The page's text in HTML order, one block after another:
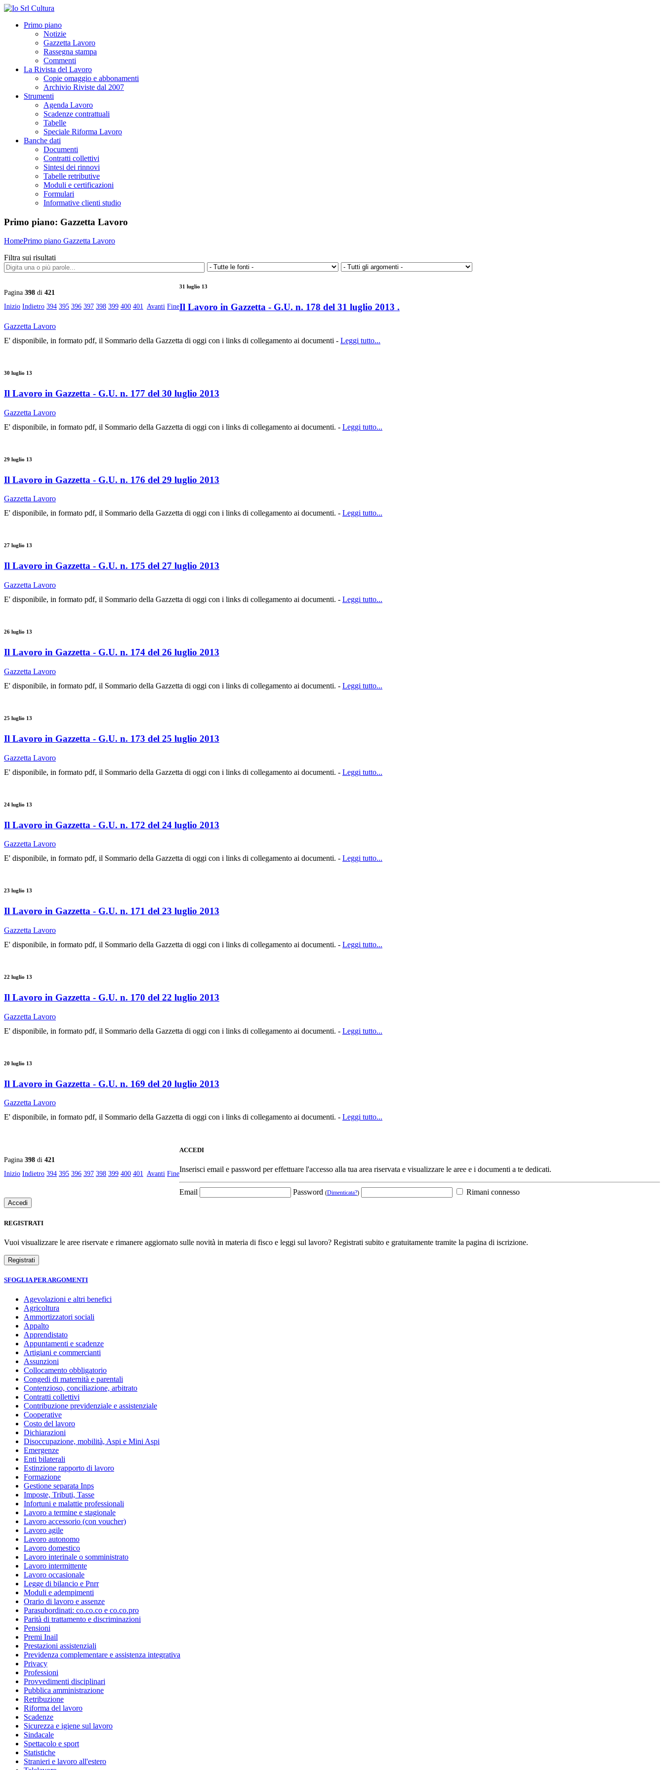
Primo piano
Notizie
Gazzetta Lavoro
Rassegna stampa
Commenti
La Rivista del Lavoro
Copie omaggio e abbonamenti
Archivio Riviste dal 2007
Strumenti
Agenda Lavoro
Scadenze contrattuali
Tabelle
Speciale Riforma Lavoro
Banche dati
Documenti
Contratti collettivi
Sintesi dei rinnovi
Tabelle retributive
Moduli e certificazioni
Formulari
Informative clienti studio
Primo piano: Gazzetta Lavoro
HomePrimo piano Gazzetta Lavoro
Filtra sui risultati
Pagina 398 di 421
Inizio Indietro 394 395 396 397 398 399 400 401 Avanti Fine
31 luglio 13
Il Lavoro in Gazzetta - G.U. n. 178 del 31 luglio 2013 .
Gazzetta Lavoro
E' disponibile, in formato pdf, il Sommario della Gazzetta di oggi con i links di collegamento ai documenti - Leggi tutto...
30 luglio 13
Il Lavoro in Gazzetta - G.U. n. 177 del 30 luglio 2013
Gazzetta Lavoro
E' disponibile, in formato pdf, il Sommario della Gazzetta di oggi con i links di collegamento ai documenti. - Leggi tutto...
29 luglio 13
Il Lavoro in Gazzetta - G.U. n. 176 del 29 luglio 2013
Gazzetta Lavoro
E' disponibile, in formato pdf, il Sommario della Gazzetta di oggi con i links di collegamento ai documenti. - Leggi tutto...
27 luglio 13
Il Lavoro in Gazzetta - G.U. n. 175 del 27 luglio 2013
Gazzetta Lavoro
E' disponibile, in formato pdf, il Sommario della Gazzetta di oggi con i links di collegamento ai documenti. - Leggi tutto...
26 luglio 13
Il Lavoro in Gazzetta - G.U. n. 174 del 26 luglio 2013
Gazzetta Lavoro
E' disponibile, in formato pdf, il Sommario della Gazzetta di oggi con i links di collegamento ai documenti. - Leggi tutto...
25 luglio 13
Il Lavoro in Gazzetta - G.U. n. 173 del 25 luglio 2013
Gazzetta Lavoro
E' disponibile, in formato pdf, il Sommario della Gazzetta di oggi con i links di collegamento ai documenti. - Leggi tutto...
24 luglio 13
Il Lavoro in Gazzetta - G.U. n. 172 del 24 luglio 2013
Gazzetta Lavoro
E' disponibile, in formato pdf, il Sommario della Gazzetta di oggi con i links di collegamento ai documenti. - Leggi tutto...
23 luglio 13
Il Lavoro in Gazzetta - G.U. n. 171 del 23 luglio 2013
Gazzetta Lavoro
E' disponibile, in formato pdf, il Sommario della Gazzetta di oggi con i links di collegamento ai documenti. - Leggi tutto...
22 luglio 13
Il Lavoro in Gazzetta - G.U. n. 170 del 22 luglio 2013
Gazzetta Lavoro
E' disponibile, in formato pdf, il Sommario della Gazzetta di oggi con i links di collegamento ai documenti. - Leggi tutto...
20 luglio 13
Il Lavoro in Gazzetta - G.U. n. 169 del 20 luglio 2013
Gazzetta Lavoro
E' disponibile, in formato pdf, il Sommario della Gazzetta di oggi con i links di collegamento ai documenti. - Leggi tutto...
Pagina 398 di 421
Inizio Indietro 394 395 396 397 398 399 400 401 Avanti Fine
ACCEDI
Inserisci email e password per effettuare l'accesso alla tua area riservata e visualizzare le aree e i documenti a te dedicati.
Email Password (Dimenticata?) Rimani connesso
REGISTRATI
Vuoi visualizzare le aree riservate e rimanere aggiornato sulle novità in materia di fisco e leggi sul lavoro? Registrati subito e gratuitamente tramite la pagina di iscrizione.
SFOGLIA PER ARGOMENTI
Agevolazioni e altri benefici
Agricoltura
Ammortizzatori sociali
Appalto
Apprendistato
Appuntamenti e scadenze
Artigiani e commercianti
Assunzioni
Collocamento obbligatorio
Congedi di maternità e parentali
Contenzioso, conciliazione, arbitrato
Contratti collettivi
Contribuzione previdenziale e assistenziale
Cooperative
Costo del lavoro
Dichiarazioni
Disoccupazione, mobilità, Aspi e Mini Aspi
Emergenze
Enti bilaterali
Estinzione rapporto di lavoro
Formazione
Gestione separata Inps
Imposte, Tributi, Tasse
Infortuni e malattie professionali
Lavoro a termine e stagionale
Lavoro accessorio (con voucher)
Lavoro agile
Lavoro autonomo
Lavoro domestico
Lavoro interinale o somministrato
Lavoro intermittente
Lavoro occasionale
Legge di bilancio e Pnrr
Moduli e adempimenti
Orario di lavoro e assenze
Parasubordinati: co.co.co e co.co.pro
Parità di trattamento e discriminazioni
Pensioni
Premi Inail
Prestazioni assistenziali
Previdenza complementare e assistenza integrativa
Privacy
Professioni
Provvedimenti disciplinari
Pubblica amministrazione
Retribuzione
Riforma del lavoro
Scadenze
Sicurezza e igiene sul lavoro
Sindacale
Spettacolo e sport
Statistiche
Stranieri e lavoro all'estero